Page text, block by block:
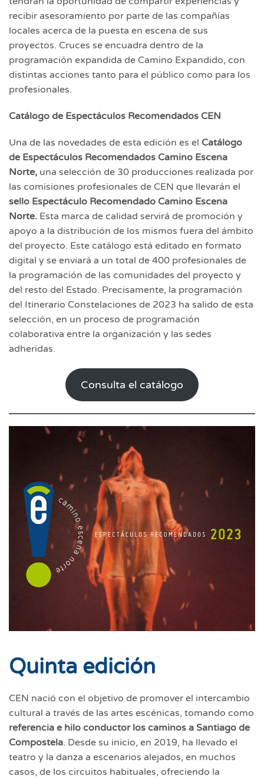
recibir asesoramiento por parte de las compañías
locales acerca de la puesta en escena de sus
proyectos. Cruces se encuadra dentro de la
programación expandida de Camino Expandido, con
distintas acciones tanto para el público como para los
profesionales.
Catálogo de Espectáculos Recomendados CEN
Una de las novedades de esta edición es el Catálogo
de Espectáculos Recomendados Camino Escena
Norte, una selección de 30 producciones realizada por
las comisiones profesionales de CEN que llevarán el
sello Espectáculo Recomendado Camino Escena
Norte. Esta marca de calidad servirá de promoción y
apoyo a la distribución de los mismos fuera del ámbito
del proyecto. Este catálogo está editado en formato
digital y se enviará a un total de 400 profesionales de
la programación de las comunidades del proyecto y
del resto del Estado. Precisamente, la programación
del Itinerario Constelaciones de 2023 ha salido de esta
selección, en un proceso de programación
colaborativa entre la organización y las sedes
adheridas.
Consulta el catálogo
Quinta edición
CEN nació con el objetivo de promover el intercambio
cultural a través de las artes escénicas, tomando como
referencia e hilo conductor los caminos a Santiago de
Compostela. Desde su inicio, en 2019, ha llevado el
teatro y la danza a escenarios alejados, en muchos
casos, de los circuitos habituales, ofreciendo la